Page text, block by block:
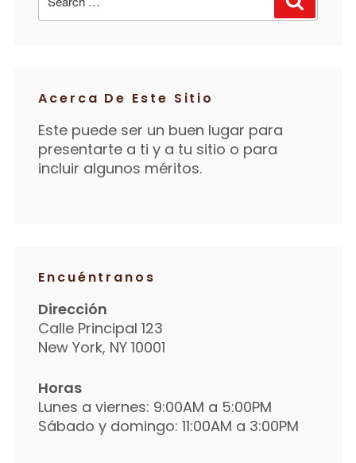
for:
Acerca De Este Sitio
Este puede ser un buen lugar para
presentarte a ti y a tu sitio o para
incluir algunos méritos.
Encuéntranos
Dirección
Calle Principal 123
New York, NY 10001
Horas
Lunes a viernes: 9:00AM a 5:00PM
Sábado y domingo: 11:00AM a 3:00PM